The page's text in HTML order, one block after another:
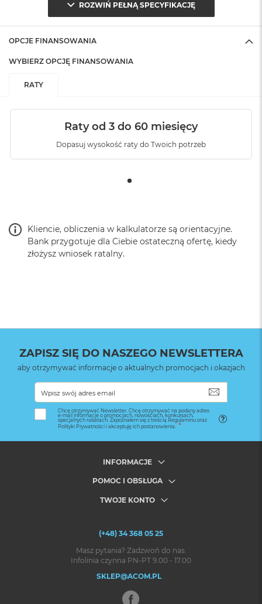
ROZWIŃ PEŁNĄ SPECYFIKACJĘ
OPCJE FINANSOWANIA
WYBIERZ OPCJĘ FINANSOWANIA
RATY
Raty od 3 do 60 miesięcy
Dopasuj wysokość raty do Twoich potrzeb
Kliencie, obliczenia w kalkulatorze są orientacyjne.
Bank przygotuje dla Ciebie ostateczną ofertę, kiedy
złożysz wniosek ratalny.
ZAPISZ SIĘ DO NASZEGO NEWSLETTERA
aby otrzymywać informacje o aktualnych promocjach i okazjach
Chcę otrzymywać Newsletter. Chcę otrzymywać na podany adres
e-mail informacje o promocjach, nowościach, konkursach,
specjalnych rabatach. Zapoznałem się z treścią Regulaminu oraz
Polityki Prywatności i akceptuję ich postanowienia.
INFORMACJE
POMOC I OBSŁUGA
TWOJE KONTO
(+48) 34 368 05 25
Masz pytania? Zadzwoń do nas.
Infolinia czynna PN-PT 9.00 - 17.00
SKLEP@ACOM.PL